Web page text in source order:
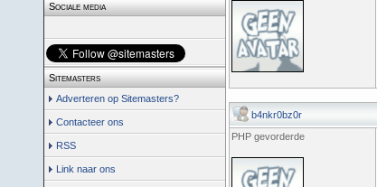
Sociale media
Sitemasters
Adverteren op Sitemasters?
Contacteer ons
RSS
Link naar ons
b4nkr0bz0r
PHP gevorderde